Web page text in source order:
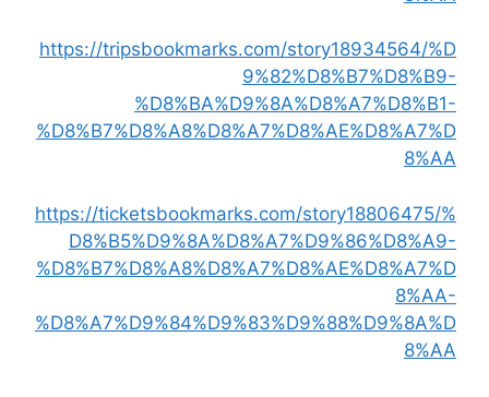
https://tripsbookmarks.com/story18934564/%D
9%82%D8%B7%D8%B9-
%D8%BA%D9%8A%D8%A7%D8%B1-
%D8%B7%D8%A8%D8%A7%D8%AE%D8%A7%D
8%AA
https://ticketsbookmarks.com/story18806475/%
D8%B5%D9%8A%D8%A7%D9%86%D8%A9-
%D8%B7%D8%A8%D8%A7%D8%AE%D8%A7%D
8%AA-
%D8%A7%D9%84%D9%83%D9%88%D9%8A%D
8%AA